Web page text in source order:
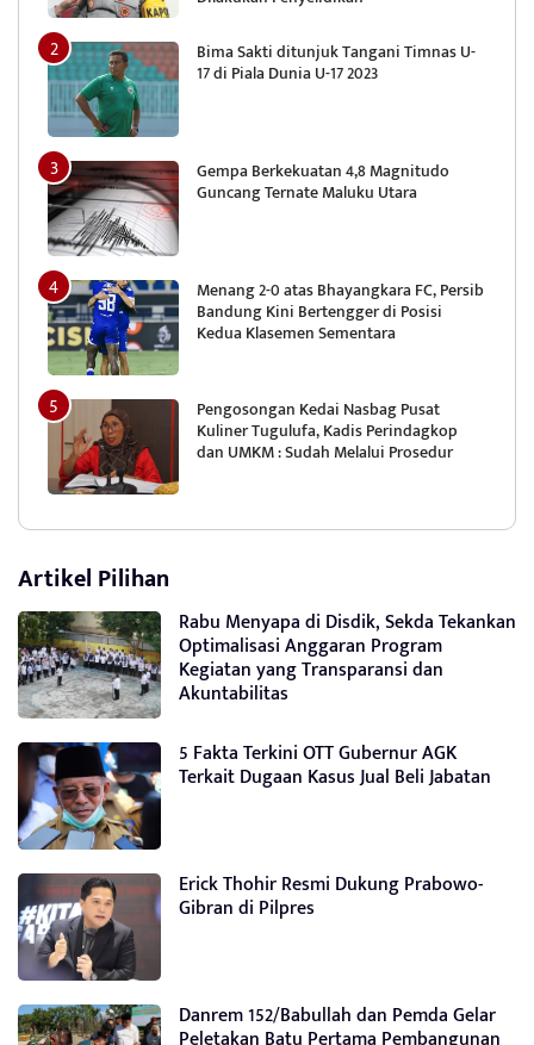
Bima Sakti ditunjuk Tangani Timnas U-
17 di Piala Dunia U-17 2023
Gempa Berkekuatan 4,8 Magnitudo
Guncang Ternate Maluku Utara
Menang 2-0 atas Bhayangkara FC, Persib
Bandung Kini Bertengger di Posisi
Kedua Klasemen Sementara
Pengosongan Kedai Nasbag Pusat
Kuliner Tugulufa, Kadis Perindagkop
dan UMKM : Sudah Melalui Prosedur
Artikel Pilihan
Rabu Menyapa di Disdik, Sekda Tekankan
Optimalisasi Anggaran Program
Kegiatan yang Transparansi dan
Akuntabilitas
5 Fakta Terkini OTT Gubernur AGK
Terkait Dugaan Kasus Jual Beli Jabatan
Erick Thohir Resmi Dukung Prabowo-
Gibran di Pilpres
Danrem 152/Babullah dan Pemda Gelar